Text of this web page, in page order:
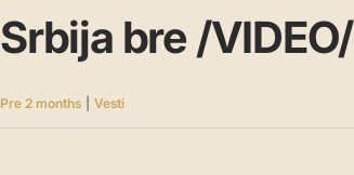
Srbija bre /VIDEO/
Pre 2 months Vesti